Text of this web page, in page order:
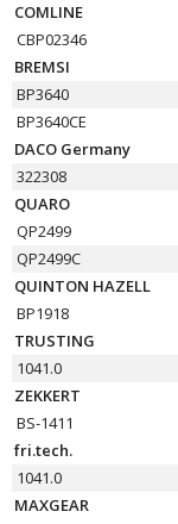
COMLINE
CBP02346
BREMSI
BP3640
BP3640CE
DACO Germany
322308
QUARO
QP2499
QP2499C
QUINTON HAZELL
BP1918
TRUSTING
1041.0
ZEKKERT
BS-1411
fri.tech.
1041.0
MAXGEAR